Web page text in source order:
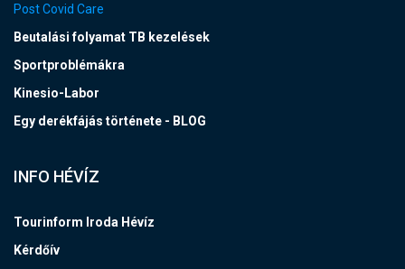
Post Covid Care
Beutalási folyamat TB kezelések
Sportproblémákra
Kinesio-Labor
Egy derékfájás története - BLOG
INFO HÉVÍZ
Tourinform Iroda Hévíz
Kérdőív